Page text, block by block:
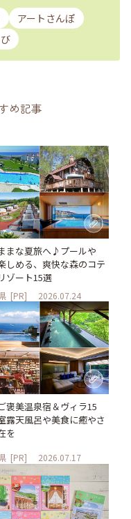
アートさんぽ
め記事
まな夏旅へ♪プールや
しめる、爽快な森のコテ
ゾート15選
[PR] 2026.07.24
褒美温泉宿＆ヴィラ15
露天風呂や美食に癒やさ
を
[PR] 2026.07.17